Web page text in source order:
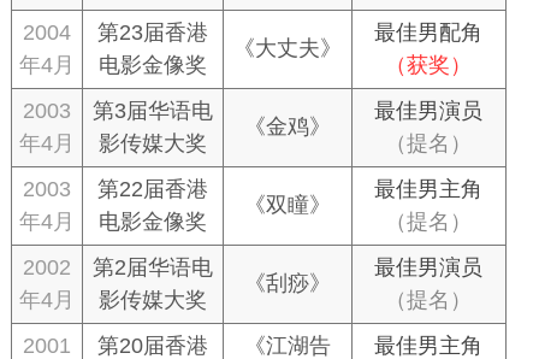
2004
年4月
第23届香港
电影金像奖
《大丈夫》
最佳男配角
（获奖）
2003
年4月
第3届华语电
影传媒大奖
《金鸡》
最佳男演员
（提名）
2003
年4月
第22届香港
电影金像奖
《双瞳》
最佳男主角
（提名）
2002
年4月
第2届华语电
影传媒大奖
《刮痧》
最佳男演员
（提名）
2001
第20届香港
《江湖告
最佳男主角